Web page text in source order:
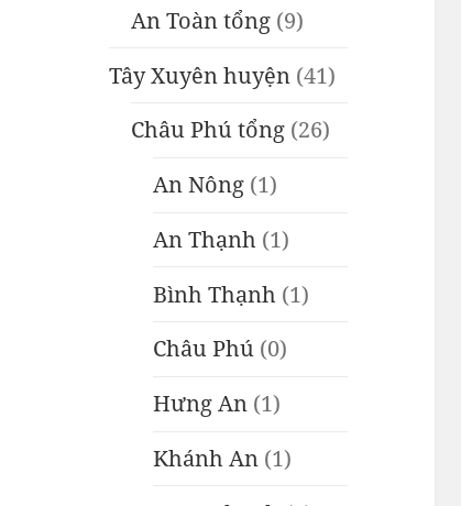
An Toàn tổng (9)
Tây Xuyên huyện (41)
Châu Phú tổng (26)
An Nông (1)
An Thạnh (1)
Bình Thạnh (1)
Châu Phú (0)
Hưng An (1)
Khánh An (1)